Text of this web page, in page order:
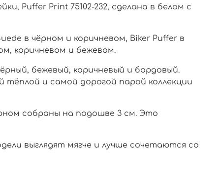
Puffer Print 75102-232, сделана в белом с
в чёрном и коричневом, Biker Puffer в
коричневом и бежевом.
бежевый, коричневый и бордовый.
и самой дорогой парой коллекции
собраны на подошве 3 см. Это
выглядят мягче и лучше сочетаются со